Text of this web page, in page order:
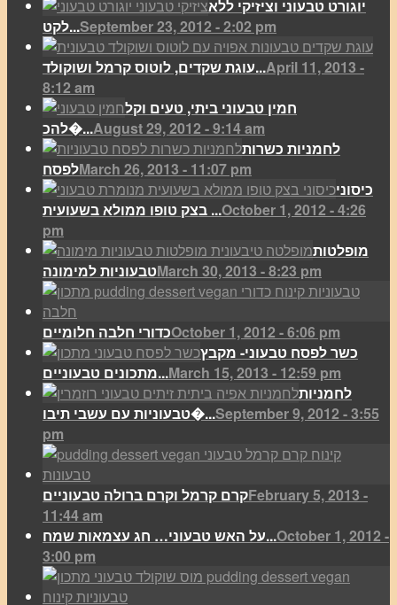
יוגורט טבעוני וציזיקי ללא
לקט...September 23, 2012 - 2:02 pm
עוגת שקדים, לוטוס קרמל ושוקולד...April 11, 2013 -
8:12 am
חמין טבעוני ביתי, טעים וקל
להכ�...August 29, 2012 - 9:14 am
לחמניות כשרות
לפסחMarch 26, 2013 - 11:07 pm
כיסוני
בצק טופו ממולא בשעועית ...October 1, 2012 - 4:26
pm
מופלטות
טבעוניות למימונהMarch 30, 2013 - 8:23 pm
כדורי חלבה חלומייםOctober 1, 2012 - 6:06 pm
כשר לפסח טבעוני- מקבץ
מתכונים טבעוניים...March 15, 2013 - 12:59 pm
לחמניות
טבעוניות עם עשבי תיבו�...September 9, 2012 - 3:55
pm
קרם קרמל וקרם ברולה טבעונייםFebruary 5, 2013 -
11:44 am
על האש טבעוני… חג עצמאות שמח...October 1, 2012 -
3:00 pm